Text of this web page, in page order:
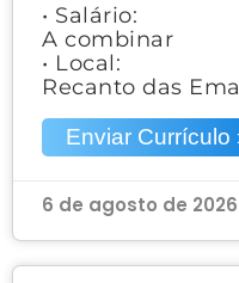
• Salário:
A combinar
• Local:
Recanto das
Enviar Currículo
6 de agosto de 2026